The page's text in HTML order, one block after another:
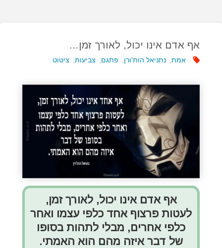
אף אדם אינו יכול, לאורך זמן…
אמת נתניאל הות'ורן פתגם צביעות, ציטוט
אף אדם אינו יכול, לאורך זמן,
לעטות פרצוף אחד כלפי עצמו ואחר
כלפי אחרים, מבלי לתהות בסופו
של דבר איזה מהם הוא האמתי.